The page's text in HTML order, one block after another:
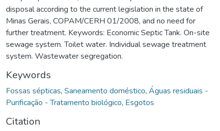
disposal according to the current legislation in the state of
Minas Gerais, COPAM/CERH 01/2008, and no need for
further treatment. Keywords: Economic Septic Tank. On-site
sewage system. Toilet water. Individual sewage treatment
system. Wastewater segregation.
Keywords
Fossas sépticas, Saneamento doméstico, Águas residuais -
Purificação - Tratamento biológico, Esgotos
Citation